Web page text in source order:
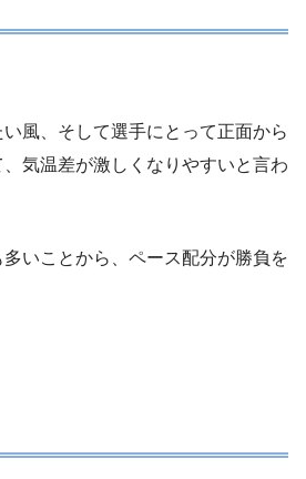
風、そして選手にとって正面から
気温差が激しくなりやすいと言わ
いことから、ペース配分が勝負を